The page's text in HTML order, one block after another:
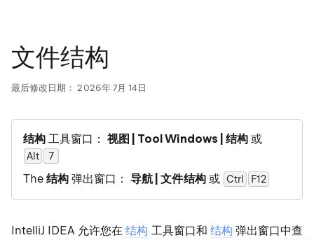
文件结构
最后修改日期： 2026年 7月 14日
结构 工具窗口：视图 | Tool Windows | 结构或
Alt 0
7
The结构 弹出窗口：导航 | 文件结构或 Ctrl F12
IntelliJ IDEA 允许您在结构 工具窗口和 结构 弹出窗口中查